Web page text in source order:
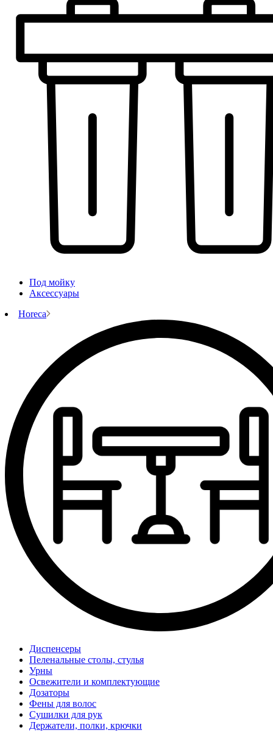
Под мойку
Аксессуары
Horeca
Диспенсеры
Пеленальные столы, стулья
Урны
Освежители и комплектующие
Дозаторы
Фены для волос
Сушилки для рук
Держатели, полки, крючки